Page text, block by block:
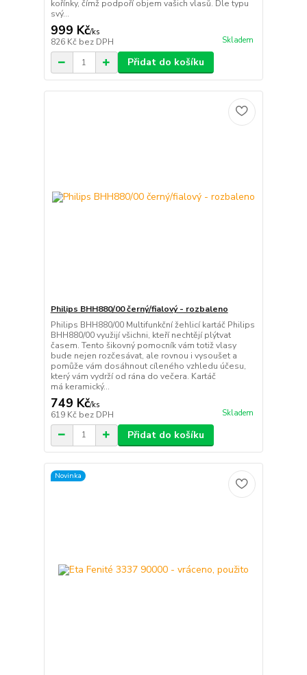
kořínky, čímž podpoří objem vašich vlasů. Dle typu
svý...
999 Kč/ks
826 Kč bez DPH Skladem
Přidat do košíku
Philips BHH880/00 černý/fialový - rozbaleno
Philips BHH880/00 Multifunkční žehlicí kartáč Philips
BHH880/00 využijí všichni, kteří nechtějí plýtvat
časem. Tento šikovný pomocník vám totiž vlasy
bude nejen rozčesávat, ale rovnou i vysoušet a
pomůže vám dosáhnout cíleného vzhledu účesu,
který vám vydrží od rána do večera. Kartáč
má keramický...
749 Kč/ks
619 Kč bez DPH Skladem
Přidat do košíku
Novinka